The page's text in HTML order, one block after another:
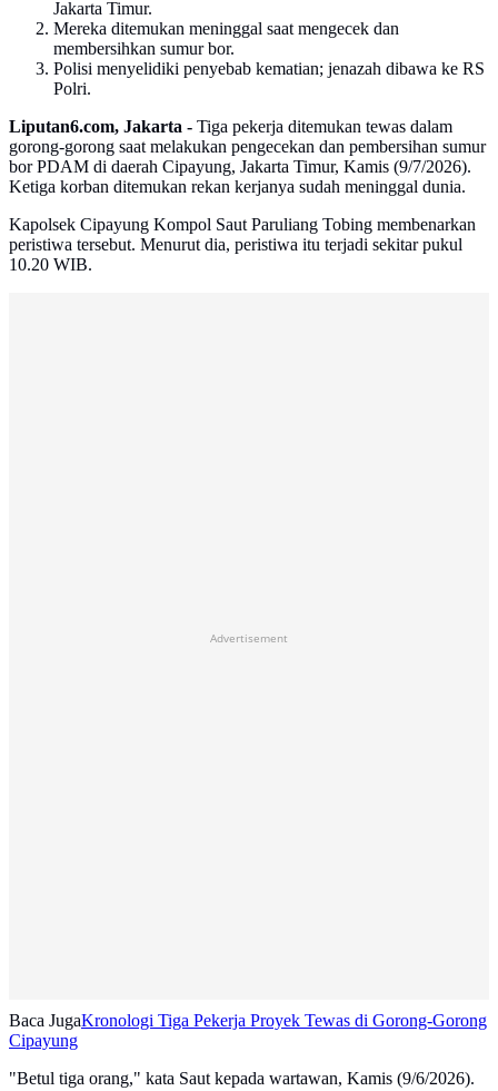
Jakarta Timur.
Mereka ditemukan meninggal saat mengecek dan
membersihkan sumur bor.
Polisi menyelidiki penyebab kematian; jenazah dibawa ke RS
Polri.
Liputan6.com, Jakarta - Tiga pekerja ditemukan tewas dalam
gorong-gorong saat melakukan pengecekan dan pembersihan sumur
bor PDAM di daerah Cipayung, Jakarta Timur, Kamis (9/7/2026).
Ketiga korban ditemukan rekan kerjanya sudah meninggal dunia.
Kapolsek Cipayung Kompol Saut Paruliang Tobing membenarkan
peristiwa tersebut. Menurut dia, peristiwa itu terjadi sekitar pukul
10.20 WIB.
Advertisement
Baca JugaKronologi Tiga Pekerja Proyek Tewas di Gorong-Gorong
Cipayung
"Betul tiga orang," kata Saut kepada wartawan, Kamis (9/6/2026).